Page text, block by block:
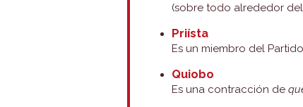
(sobre todo alrededor
Priísta
Es un miembro del
Quiobo
Es una contracción de